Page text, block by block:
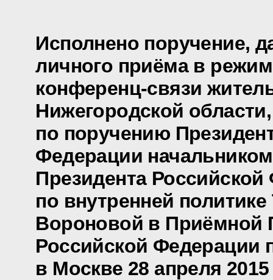
Исполнено поручение,
личного приёма в
конференц-связи
Нижегородской
по поручению
Федерации
Президента
по внутренней
Вороновой в Приёмной
Российской Федерации
в Москве 28 апреля 2015